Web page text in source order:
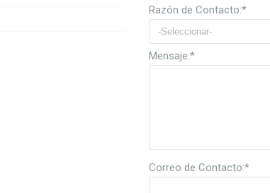
Razón de Contacto:*
Mensaje:*
Correo de Contacto:*